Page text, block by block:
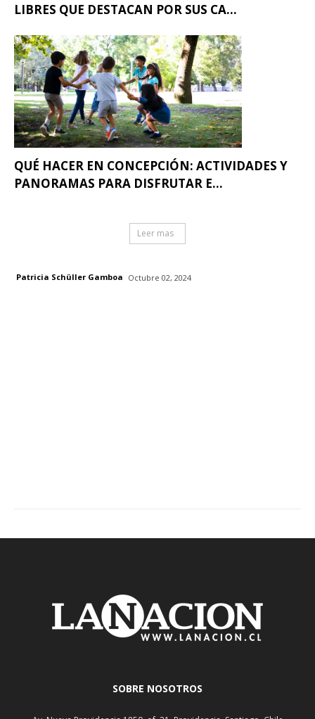
LIBRES QUE DESTACAN POR SUS CA...
QUÉ HACER EN CONCEPCIÓN: ACTIVIDADES Y
PANORAMAS PARA DISFRUTAR E...
Leer mas
Patricia Schüller Gamboa Octubre 02, 2024
SOBRE NOSOTROS